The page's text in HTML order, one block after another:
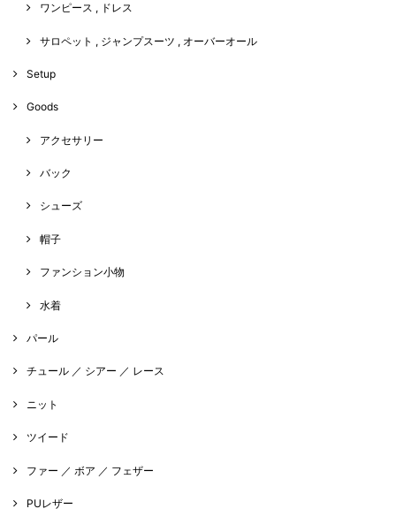
ワンピース , ドレス
サロペット , ジャンプスーツ , オーバーオール
Setup
Goods
アクセサリー
バック
シューズ
帽子
ファンション小物
水着
パール
チュール ／ シアー ／ レース
ニット
ツイード
ファー ／ ボア ／ フェザー
PUレザー